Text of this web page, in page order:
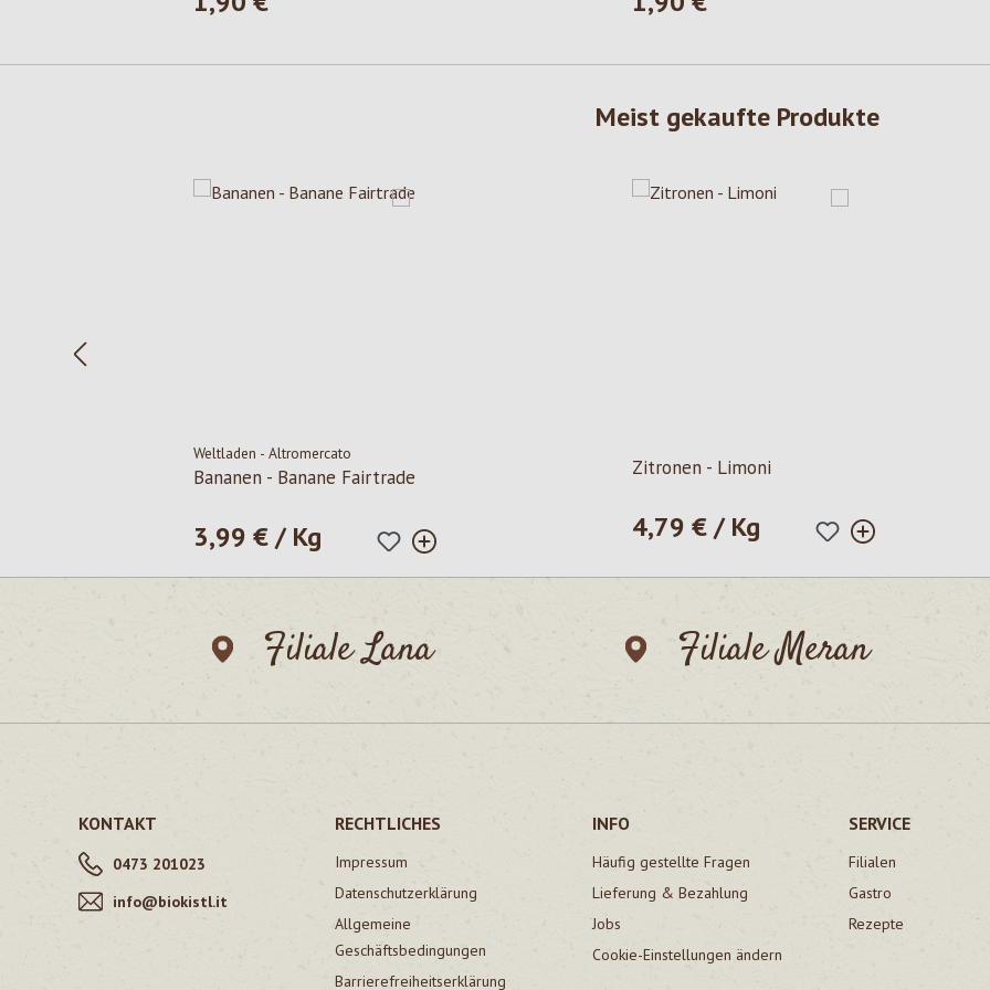
Meist gekaufte Produkte
Weltladen - Altromercato
Bananen - Banane Fairtrade
Regulärer Preis:
3,99 € / Kg
Zitronen - Limoni
Regulärer Preis:
4,79 € / Kg
Filiale Lana Filiale Meran
KONTAKT
0473 201023
info@biokistl.it
RECHTLICHES
Impressum
Datenschutzerklärung
Allgemeine
Geschäftsbedingungen
Barrierefreiheitserklärung
INFO
Häufig gestellte Fragen
Lieferung & Bezahlung
Jobs
Cookie-Einstellungen ändern
SERVICE
Filialen
Gastro
Rezepte